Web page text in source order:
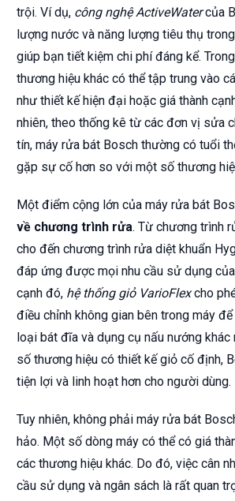
trội. Ví dụ, công nghệ ActiveWatercủa
lượng nước và năng lượng tiêu thụ
giúp bạn tiết kiệm chi phí đáng kể.
thương hiệu khác có thể tập trung vào
như thiết kế hiện đại hoặc giá thành
nhiên, theo thống kê từ các đơn vị sửa
tín, máy rửa bát Bosch thường có tuổi
gặp sự cố hơn so với một số thương
Một điểm cộng lớn của máy rửa bát
về chương trình rửa. Từ chương trình
cho đến chương trình rửa diệt khuẩn
đáp ứng được mọi nhu cầu sử dụng
cạnh đó, hệ thống giỏ VarioFlexcho
điều chỉnh không gian bên trong máy
loại bát đĩa và dụng cụ nấu nướng khác
số thương hiệu có thiết kế giỏ cố định,
tiện lợi và linh hoạt hơn cho người dùng.
Tuy nhiên, không phải máy rửa bát
hảo. Một số dòng máy có thể có giá
các thương hiệu khác. Do đó, việc cân
cầu sử dụng và ngân sách là rất quan